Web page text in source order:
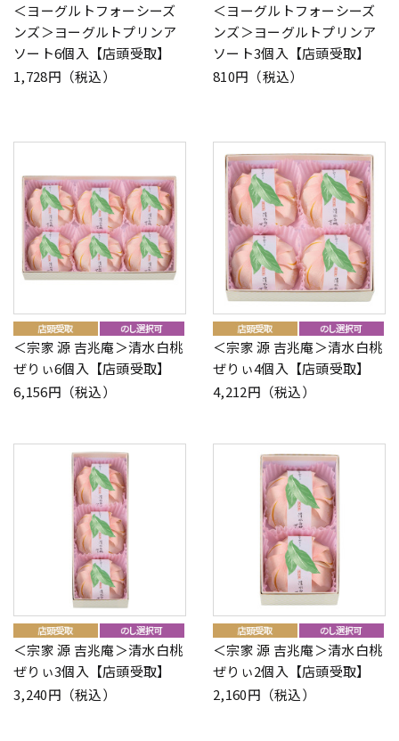
＜ヨーグルトフォーシーズ
ンズ＞ヨーグルトプリンア
ソート6個入【店頭受取】
1,728円（税込）
＜ヨーグルトフォーシーズ
ンズ＞ヨーグルトプリンア
ソート3個入【店頭受取】
810円（税込）
＜宗家 源 吉兆庵＞清水白桃
ぜりぃ6個入【店頭受取】
6,156円（税込）
＜宗家 源 吉兆庵＞清水白桃
ぜりぃ4個入【店頭受取】
4,212円（税込）
＜宗家 源 吉兆庵＞清水白桃
ぜりぃ3個入【店頭受取】
3,240円（税込）
＜宗家 源 吉兆庵＞清水白桃
ぜりぃ2個入【店頭受取】
2,160円（税込）